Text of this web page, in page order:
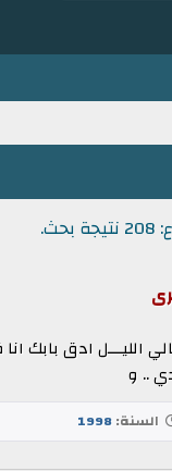
الليـــل ادق
.. و
السنة:1998